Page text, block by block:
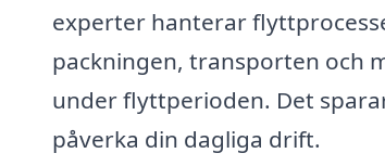
experter hanterar
packningen, transporten och
under flyttperioden. Det
påverka din dagliga drift.